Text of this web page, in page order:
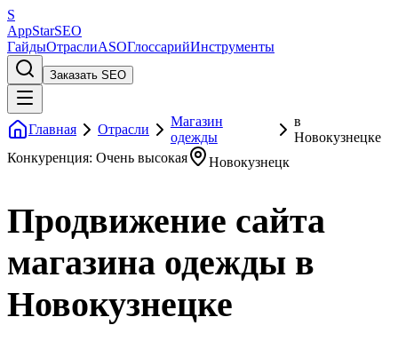
S
AppStarSEO
ГайдыОтраслиASOГлоссарийИнструменты
Заказать SEO
Главная Отрасли
Магазин
одежды
в
Новокузнецке
Конкуренция: Очень высокая
Новокузнецк
Продвижение сайта
магазина одежды в
Новокузнецке